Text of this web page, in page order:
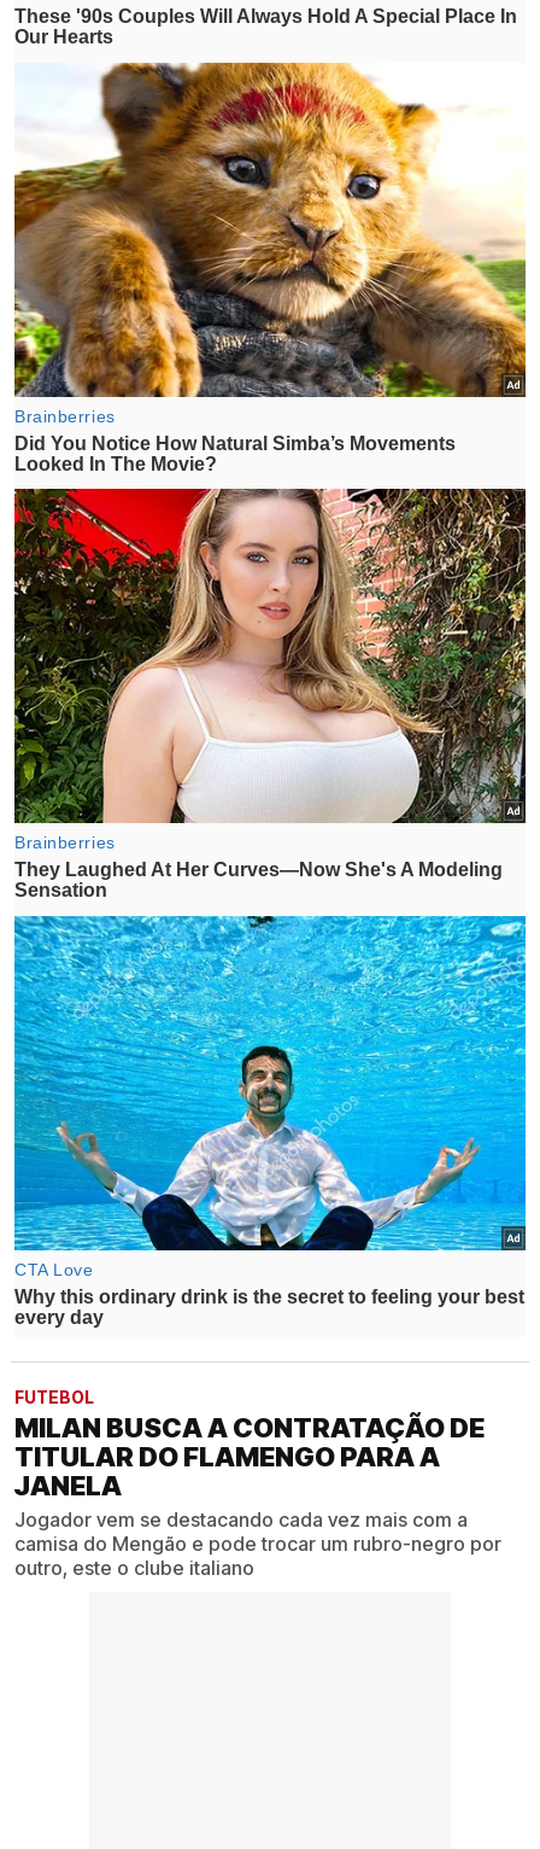
FUTEBOL
MILAN BUSCA A CONTRATAÇÃO DE
TITULAR DO FLAMENGO PARA A
JANELA
Jogador vem se destacando cada vez mais com a
camisa do Mengão e pode trocar um rubro-negro por
outro, este o clube italiano